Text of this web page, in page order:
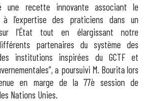
une recette innovante associant le
l’expertise des praticiens dans un
l’État tout en élargissant notre
partenaires du système des
institutions inspirées du GCTF et
a poursuivi M. Bourita lors
en marge de la 77è session de
Nations Unies.